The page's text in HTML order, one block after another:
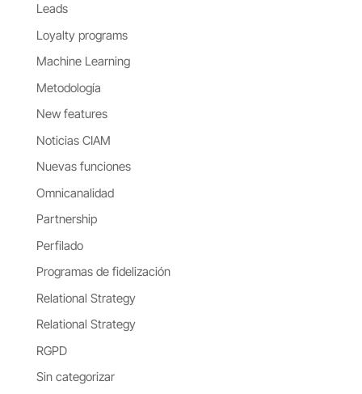
Leads
Loyalty programs
Machine Learning
Metodología
New features
Noticias CIAM
Nuevas funciones
Omnicanalidad
Partnership
Perfilado
Programas de fidelización
Relational Strategy
Relational Strategy
RGPD
Sin categorizar